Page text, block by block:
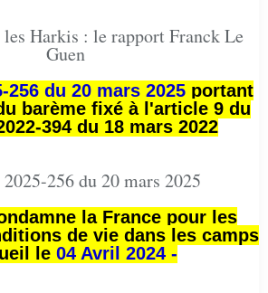
Harkis : le rapport Franck Le
Guen
256 du 20 mars 2025portant
barème fixé à l'article 9 du
394 du 18 mars 2022
256 du 20 mars 2025
la France pour les
de vie dans les camps
le 04 Avril 2024 -